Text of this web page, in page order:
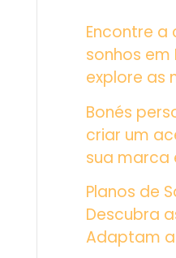
Encontre a
sonhos em
explore as
Bonés
criar um
sua marca
Planos de
Descubra
Adaptam